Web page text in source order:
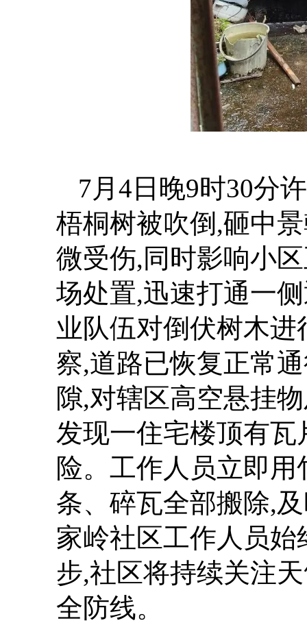
7月4日晚9时30分
梧桐树被吹倒,砸中
微受伤,同时影响小
场处置,迅速打通一
业队伍对倒伏树木
察,道路已恢复正常
隙,对辖区高空悬挂
发现一住宅楼顶有
险。工作人员立即
条、碎瓦全部搬除,
家岭社区工作人员
步,社区将持续关注
全防线。